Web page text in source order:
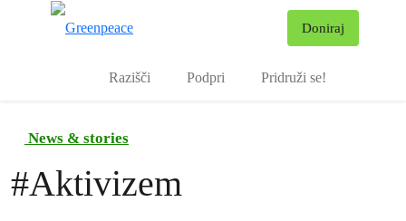
Doniraj
Razišči Podpri Pridruži se!
News & stories
#Aktivizem